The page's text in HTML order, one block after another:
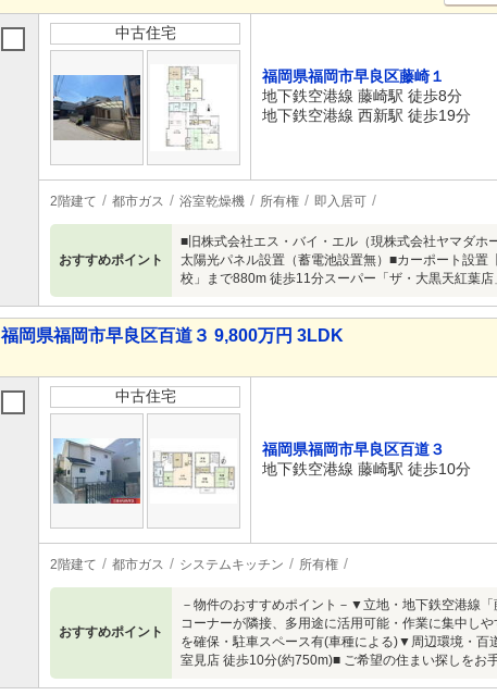
中古住宅
福岡県福岡市早良区藤崎１
地下鉄空港線 藤崎駅 徒歩8分
地下鉄空港線 西新駅 徒歩19分
2階建て 都市ガス 浴室乾燥機 所有権 即入居可
おすすめポイント
■旧株式会社エス・バイ・エル（現株式会社ヤマダ
太陽光パネル設置（蓄電池設置無）■カーポート設
校」まで880m 徒歩11分スーパー「ザ・大黒天紅葉
福岡県福岡市早良区百道３ 9,800万円 3LDK
中古住宅
福岡県福岡市早良区百道３
地下鉄空港線 藤崎駅 徒歩10分
2階建て 都市ガス システムキッチン 所有権
おすすめポイント
－物件のおすすめポイント－▼立地・地下鉄空港線
コーナーが隣接、多用途に活用可能・作業に集中し
を確保・駐車スペース有(車種による)▼周辺環境・百
室見店 徒歩10分(約750m)■ ご希望の住まい探しを